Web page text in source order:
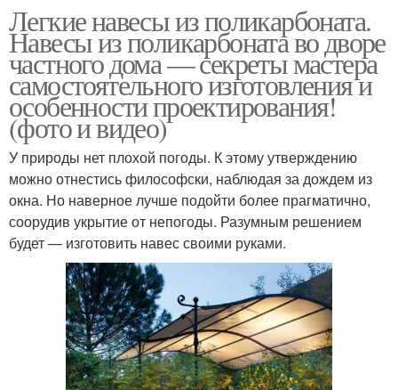
Легкие навесы из поликарбоната.
Навесы из поликарбоната во дворе
частного дома — секреты мастера
самостоятельного изготовления и
особенности проектирования!
(фото и видео)
У природы нет плохой погоды. К этому утверждению
можно отнестись философски, наблюдая за дождем из
окна. Но наверное лучше подойти более прагматично,
соорудив укрытие от непогоды. Разумным решением
будет — изготовить навес своими руками.